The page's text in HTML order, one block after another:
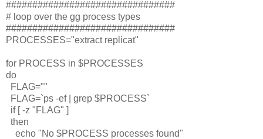
################################
# loop over the gg process types
################################
PROCESSES="extract replicat"
for PROCESS in $PROCESSES
do
FLAG=""
FLAG=`ps -ef | grep $PROCESS`
if [ -z "FLAG" ]
then
echo "No $PROCESS processes found"